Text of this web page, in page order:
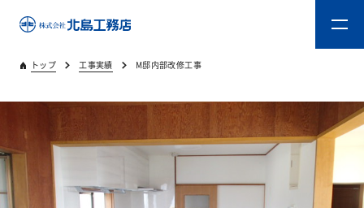
トップ 工事実績 M邸内部改修工事
トップ
キタジマのものづくり